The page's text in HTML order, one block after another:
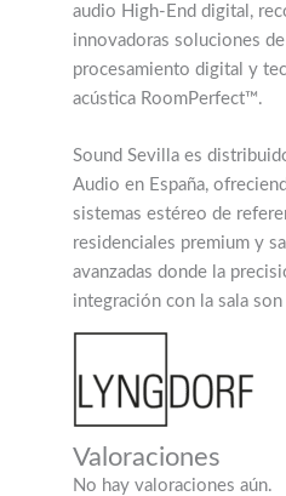
audio High-End digital,
innovadoras soluciones
procesamiento digital y
acústica RoomPerfect™.
Sound Sevilla es
Audio en España,
sistemas estéreo de
residenciales premium y
avanzadas donde la
integración con la sala
Valoraciones
No hay valoraciones aún.